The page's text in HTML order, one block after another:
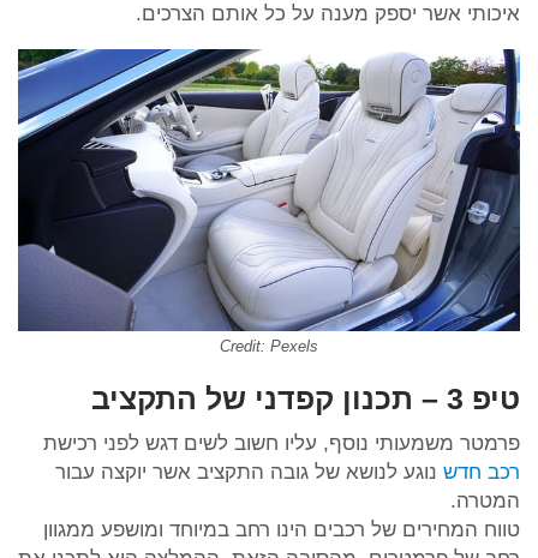
איכותי אשר יספק מענה על כל אותם הצרכים.
Credit: Pexels
טיפ 3 – תכנון קפדני של התקציב
פרמטר משמעותי נוסף, עליו חשוב לשים דגש לפני רכישת
רכב חדש נוגע לנושא של גובה התקציב אשר יוקצה עבור
המטרה.
טווח המחירים של רכבים הינו רחב במיוחד ומושפע ממגוון